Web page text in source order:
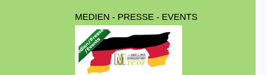
MEDIEN - PRESSE - EVENTS